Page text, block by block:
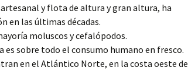
y flota de altura y gran altura, ha
en las últimas décadas.
moluscos y cefalópodos.
es sobre todo el consumo humano en fresco.
en el Atlántico Norte, en la costa oeste de